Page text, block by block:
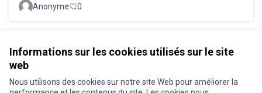
Informations sur les cookies utilisés sur le site
web
Nous utilisons des cookies sur notre site Web pour améliorer la
Anonyme 0
Conditions d'utilisation